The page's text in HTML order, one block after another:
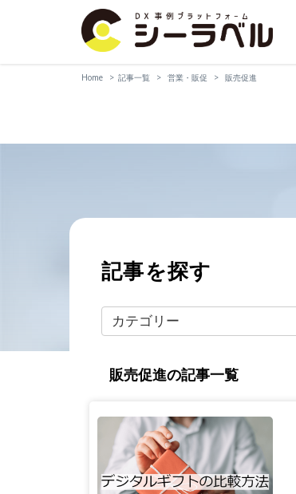
Home 記事一覧 営業・販促 販売促進
記事を探す
カテゴリー
販売促進の記事一覧